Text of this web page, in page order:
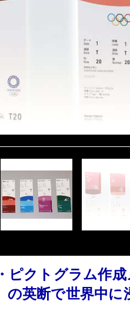
ピクトグラム作
の英断で世界中に